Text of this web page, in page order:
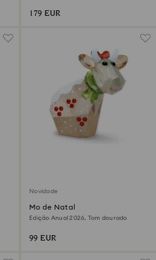
179 EUR
Novidade
Mo de Natal
Edição Anual 2026, Tom dourado
99 EUR